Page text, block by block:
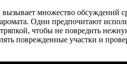
множество обсуждений
Одни предпочитают
чтобы не повредить
поврежденные участки и